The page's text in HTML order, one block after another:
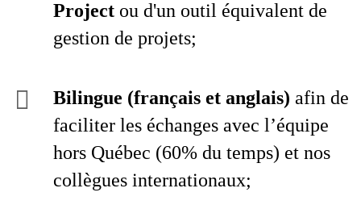
Project ou d'un outil équivalent de
gestion de projets;
Bilingue (français et anglais) afin de
faciliter les échanges avec l’équipe
hors Québec (60% du temps) et nos
collègues internationaux;